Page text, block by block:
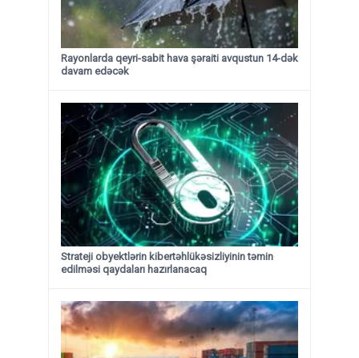
Rayonlarda qeyri-sabit hava şəraiti avqustun 14-dək
davam edəcək
Strateji obyektlərin kibertəhlükəsizliyinin təmin
edilməsi qaydaları hazırlanacaq